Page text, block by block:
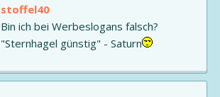
stoffel40
Bin ich bei Werbeslogans falsch?
"Sternhagel günstig" - Saturn